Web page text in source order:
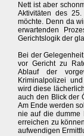
Nett ist aber
Aktivitäten des
möchte. Denn da
erwartenden
Gerichtslogik der
Bei der
vor Gericht zu
Ablauf der
Kriminalpolizei
wird diese
auch den Blick der
Am Ende werden
nie auf die dumme
erreichen zu
aufwendigen